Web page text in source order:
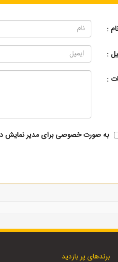
:
:
:
به صورت خصوصی برای مدیر نمایش
برندهای پر بازدید